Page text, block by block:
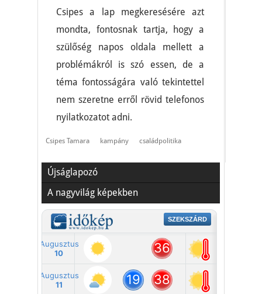
Csipes a lap megkeresésére azt
mondta, fontosnak tartja, hogy a
szülőség napos oldala mellett a
problémákról is szó essen, de a
téma fontosságára való tekintettel
nem szeretne erről rövid telefonos
nyilatkozatot adni.
Csipes Tamara kampány családpolitika
Újságlapozó
A nagyvilág képekben